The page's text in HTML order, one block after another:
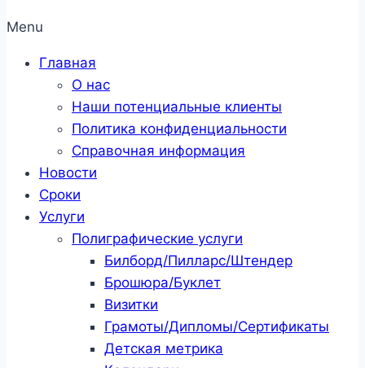
Menu
Главная
О нас
Наши потенциальные клиенты
Политика конфиденциальности
Справочная информация
Новости
Сроки
Услуги
Полиграфические услуги
Билборд/Пилларс/Штендер
Брошюра/Буклет
Визитки
Грамоты/Дипломы/Сертификаты
Детская метрика